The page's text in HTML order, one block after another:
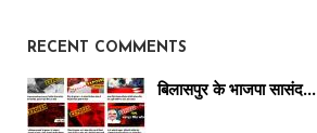
RECENT COMMENTS
बिलासपुर के भाजपा सासंद…